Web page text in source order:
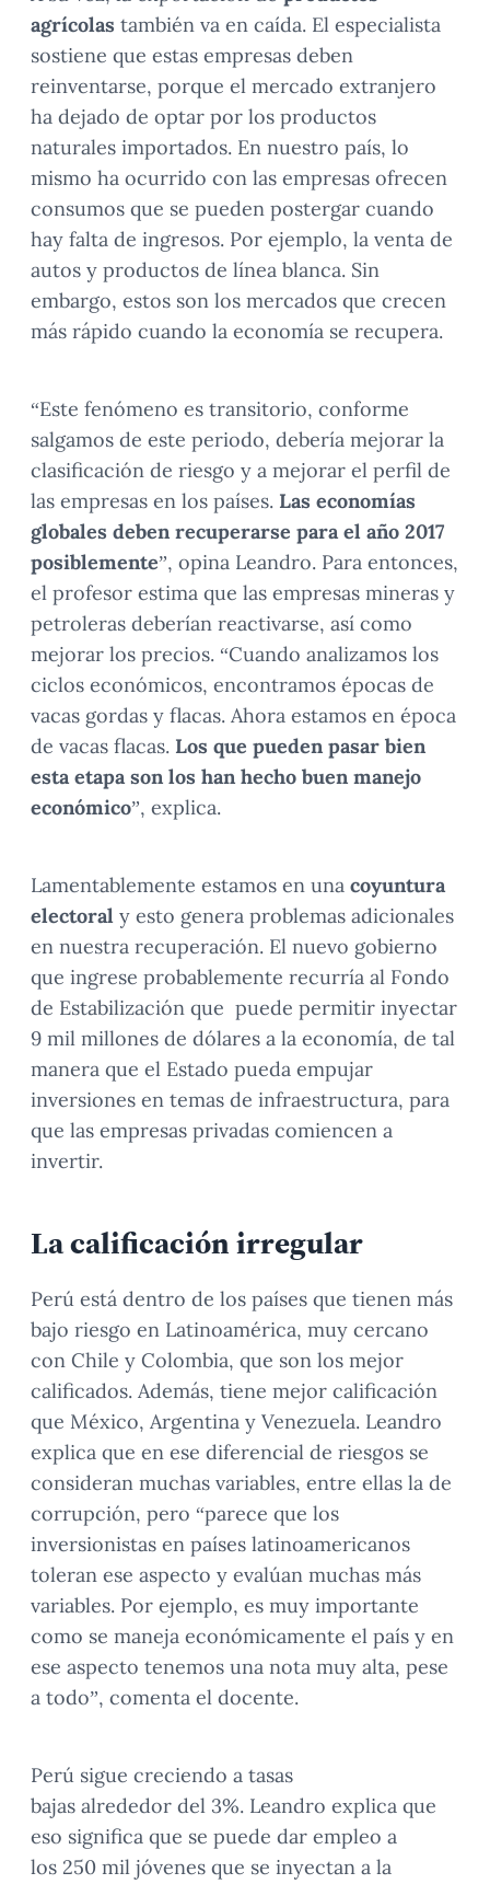
agrícolas también va en caída. El especialista
sostiene que estas empresas deben
reinventarse, porque el mercado extranjero
ha dejado de optar por los productos
naturales importados. En nuestro país, lo
mismo ha ocurrido con las empresas ofrecen
consumos que se pueden postergar cuando
hay falta de ingresos. Por ejemplo, la venta de
autos y productos de línea blanca. Sin
embargo, estos son los mercados que crecen
más rápido cuando la economía se recupera.
“Este fenómeno es transitorio, conforme
salgamos de este periodo, debería mejorar la
clasificación de riesgo y a mejorar el perfil de
las empresas en los países. Las economías
globales deben recuperarse para el año 2017
posiblemente”, opina Leandro. Para entonces,
el profesor estima que las empresas mineras y
petroleras deberían reactivarse, así como
mejorar los precios. “Cuando analizamos los
ciclos económicos, encontramos épocas de
vacas gordas y flacas. Ahora estamos en época
de vacas flacas. Los que pueden pasar bien
esta etapa son los han hecho buen manejo
económico”, explica.
Lamentablemente estamos en una coyuntura
electoral y esto genera problemas adicionales
en nuestra recuperación. El nuevo gobierno
que ingrese probablemente recurría al Fondo
de Estabilización que puede permitir inyectar
9 mil millones de dólares a la economía, de tal
manera que el Estado pueda empujar
inversiones en temas de infraestructura, para
que las empresas privadas comiencen a
invertir.
La calificación irregular
Perú está dentro de los países que tienen más
bajo riesgo en Latinoamérica, muy cercano
con Chile y Colombia, que son los mejor
calificados. Además, tiene mejor calificación
que México, Argentina y Venezuela. Leandro
explica que en ese diferencial de riesgos se
consideran muchas variables, entre ellas la de
corrupción, pero “parece que los
inversionistas en países latinoamericanos
toleran ese aspecto y evalúan muchas más
variables. Por ejemplo, es muy importante
como se maneja económicamente el país y en
ese aspecto tenemos una nota muy alta, pese
a todo”, comenta el docente.
Perú sigue creciendo a tasas
bajas alrededor del 3%. Leandro explica que
eso significa que se puede dar empleo a
los 250 mil jóvenes que se inyectan a la